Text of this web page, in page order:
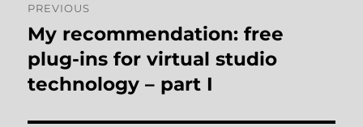
navigation
PREVIOUS
Previous
post:
My recommendation: free
plug-ins for virtual studio
technology – part I